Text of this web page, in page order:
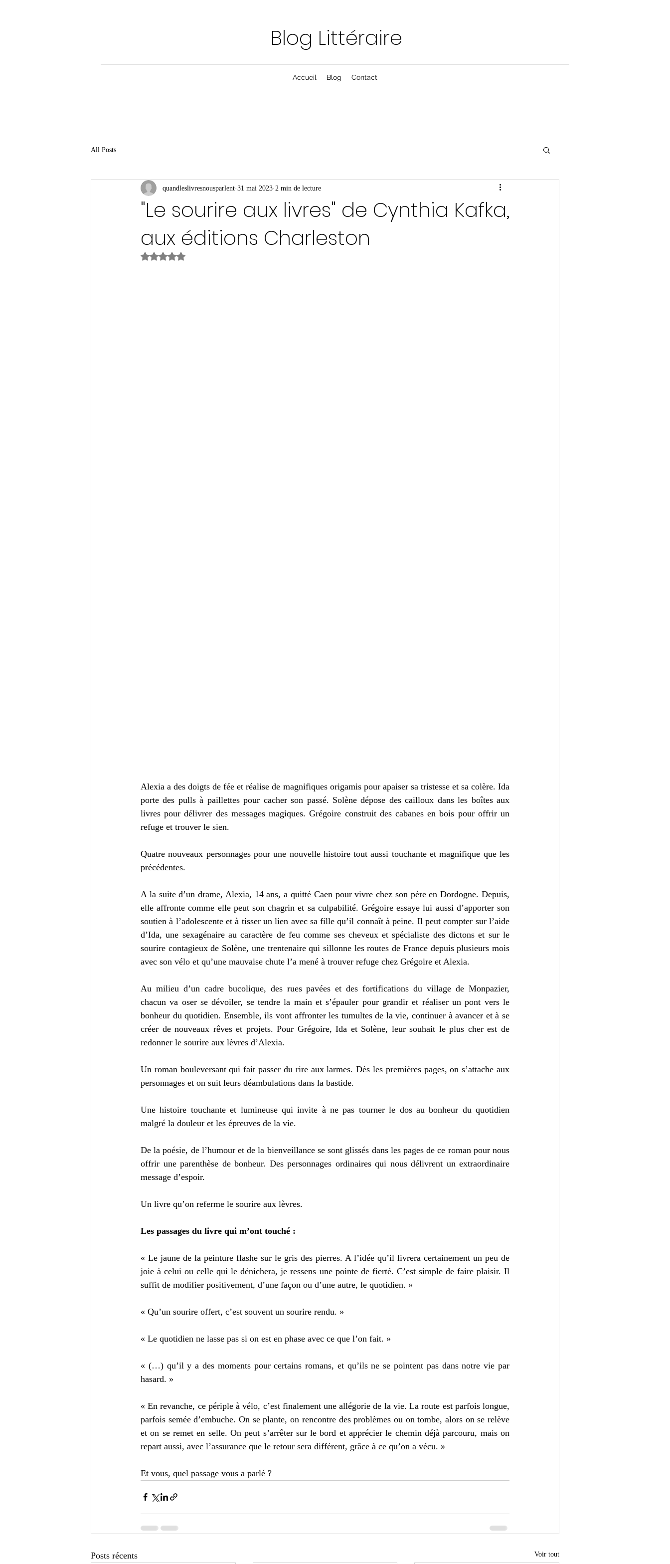
Blog Littéraire
Accueil Blog Contact
All Posts
"Le sourire aux livres" de Cynthia Kafka,
aux éditions Charleston
quandleslivresnousparlent 31 mai 2023 2 min de lecture
Noté NaN étoiles sur 5.
Alexia a des doigts de fée et réalise de magnifiques origamis pour apaiser sa tristesse et sa colère. Ida
porte des pulls à paillettes pour cacher son passé. Solène dépose des cailloux dans les boîtes aux
livres pour délivrer des messages magiques. Grégoire construit des cabanes en bois pour offrir un
refuge et trouver le sien.
Quatre nouveaux personnages pour une nouvelle histoire tout aussi touchante et magnifique que les
précédentes.
A la suite d’un drame, Alexia, 14 ans, a quitté Caen pour vivre chez son père en Dordogne. Depuis,
elle affronte comme elle peut son chagrin et sa culpabilité. Grégoire essaye lui aussi d’apporter son
soutien à l’adolescente et à tisser un lien avec sa fille qu’il connaît à peine. Il peut compter sur l’aide
d’Ida, une sexagénaire au caractère de feu comme ses cheveux et spécialiste des dictons et sur le
sourire contagieux de Solène, une trentenaire qui sillonne les routes de France depuis plusieurs mois
avec son vélo et qu’une mauvaise chute l’a mené à trouver refuge chez Grégoire et Alexia.
Au milieu d’un cadre bucolique, des rues pavées et des fortifications du village de Monpazier,
chacun va oser se dévoiler, se tendre la main et s’épauler pour grandir et réaliser un pont vers le
bonheur du quotidien. Ensemble, ils vont affronter les tumultes de la vie, continuer à avancer et à se
créer de nouveaux rêves et projets. Pour Grégoire, Ida et Solène, leur souhait le plus cher est de
redonner le sourire aux lèvres d’Alexia.
Un roman bouleversant qui fait passer du rire aux larmes. Dès les premières pages, on s’attache aux
personnages et on suit leurs déambulations dans la bastide.
Une histoire touchante et lumineuse qui invite à ne pas tourner le dos au bonheur du quotidien
malgré la douleur et les épreuves de la vie.
De la poésie, de l’humour et de la bienveillance se sont glissés dans les pages de ce roman pour nous
offrir une parenthèse de bonheur. Des personnages ordinaires qui nous délivrent un extraordinaire
message d’espoir.
Un livre qu’on referme le sourire aux lèvres.
Les passages du livre qui m’ont touché :
« Le jaune de la peinture flashe sur le gris des pierres. A l’idée qu’il livrera certainement un peu de
joie à celui ou celle qui le dénichera, je ressens une pointe de fierté. C’est simple de faire plaisir. Il
suffit de modifier positivement, d’une façon ou d’une autre, le quotidien. »
« Qu’un sourire offert, c’est souvent un sourire rendu. »
« Le quotidien ne lasse pas si on est en phase avec ce que l’on fait. »
« (…) qu’il y a des moments pour certains romans, et qu’ils ne se pointent pas dans notre vie par
hasard. »
« En revanche, ce périple à vélo, c’est finalement une allégorie de la vie. La route est parfois longue,
parfois semée d’embuche. On se plante, on rencontre des problèmes ou on tombe, alors on se relève
et on se remet en selle. On peut s’arrêter sur le bord et apprécier le chemin déjà parcouru, mais on
repart aussi, avec l’assurance que le retour sera différent, grâce à ce qu’on a vécu. »
Et vous, quel passage vous a parlé ?
Posts récents Voir tout